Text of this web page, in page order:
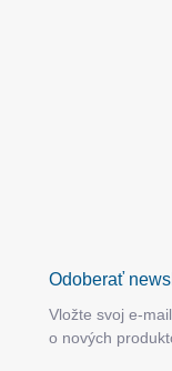
Odoberať
Vložte svoj e-
o nových